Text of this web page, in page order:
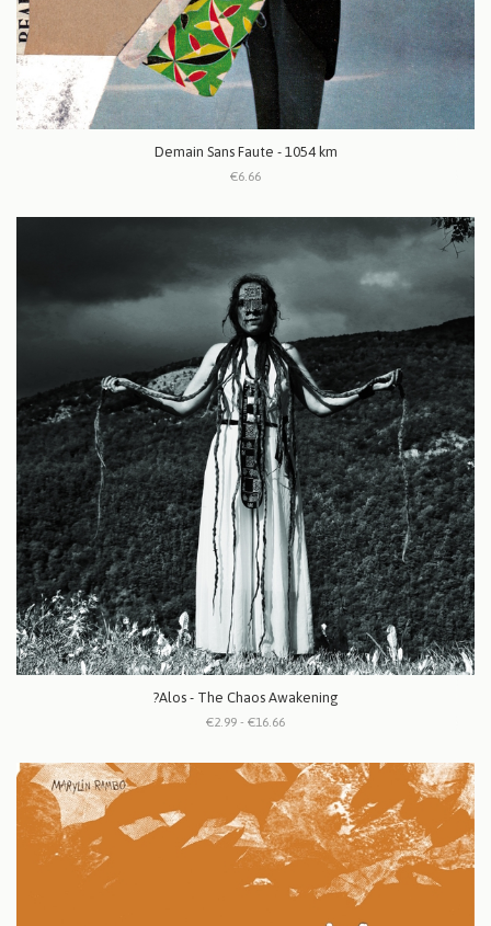
Demain Sans Faute - 1054 km
€6.66
?Alos - The Chaos Awakening
€2.99 - €16.66